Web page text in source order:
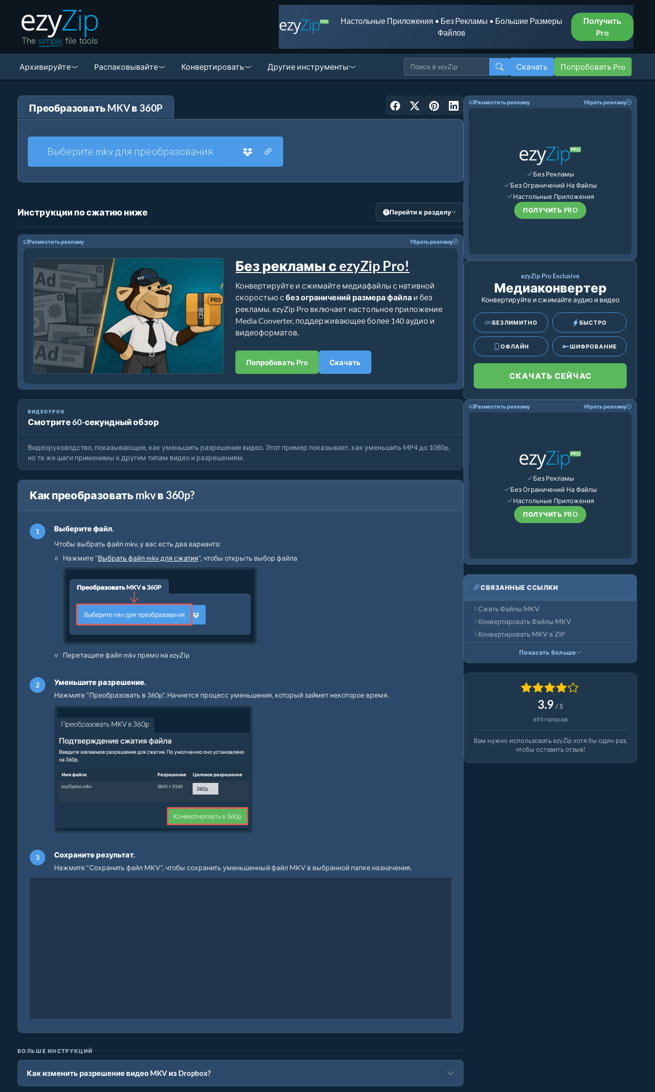
Настольные Приложения • Без Рекламы • Большие Размеры
Файлов
Получить
Pro
Архивируйте Pаспаковывайте Конвертировать Другие инструменты Скачать Попробовать Pro
Преобразовать MKV в 360P
Выберите mkv для преобразования
Инструкции по сжатию ниже Перейти к разделу
Разместить рекламу Убрать рекламу
Без рекламы с ezyZip Pro!
Конвертируйте и сжимайте медиафайлы с нативной
скоростью сбез ограничений размера файла и без
рекламы. ezyZip Pro включает настольное приложение
Media Converter, поддерживающее более 140 аудио и
видеоформатов.
Попробовать Pro Скачать
ВИДЕОУРОК
Смотрите 60-секундный обзор
Как уменьшить разрешение mkv (Простое руководство)
Видеоруководство, показывающее, как уменьшить разрешение видео. Этот пример показывает, как уменьшить MP4 до 1080p,
но те же шаги применимы к другим типам видео и разрешениям.
Как преобразовать mkv в 360p?
Выберите файл.
Чтобы выбрать файл mkv, у вас есть два варианта:
Нажмите "Выбрать файл mkv для сжатия", чтобы открыть выбор файла
Перетащите файл mkv прямо на ezyZip
Уменьшите разрешение.
Нажмите "Преобразовать в 360p". Начнется процесс уменьшения, который займет некоторое время.
Сохраните результат.
Нажмите "Сохранить файл MKV", чтобы сохранить уменьшенный файл MKV в выбранной папке назначения.
БОЛЬШЕ ИНСТРУКЦИЙ
Как изменить разрешение видео MKV из Dropbox?
Разместить рекламу Убрать рекламу
Без Рекламы
Без Ограничений На Файлы
Настольные Приложения
ПОЛУЧИТЬ PRO
ezyZip Pro Exclusive
Медиаконвертер
Конвертируйте и сжимайте аудио и видео
БЕЗЛИМИТНО БЫСТРО
ОФЛАЙН ШИФРОВАНИЕ
СКАЧАТЬ СЕЙЧАС
Разместить рекламу Убрать рекламу
Без Рекламы
Без Ограничений На Файлы
Настольные Приложения
ПОЛУЧИТЬ PRO
СВЯЗАННЫЕ ССЫЛКИ
Сжать Файлы MKV
Конвертировать Файлы MKV
Конвертировать MKV в ZIP
Показать больше
3.9 / 5
693 голосов
Вам нужно использовать ezyZip хотя бы один раз,
чтобы оставить отзыв!